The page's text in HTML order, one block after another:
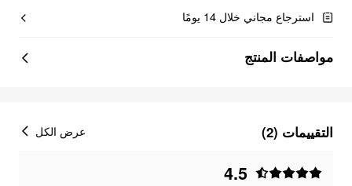
استرجاع مجاني خلال 14 يومًا
مواصفات المنتج
التقييمات (2)
4.5
عرض الكل